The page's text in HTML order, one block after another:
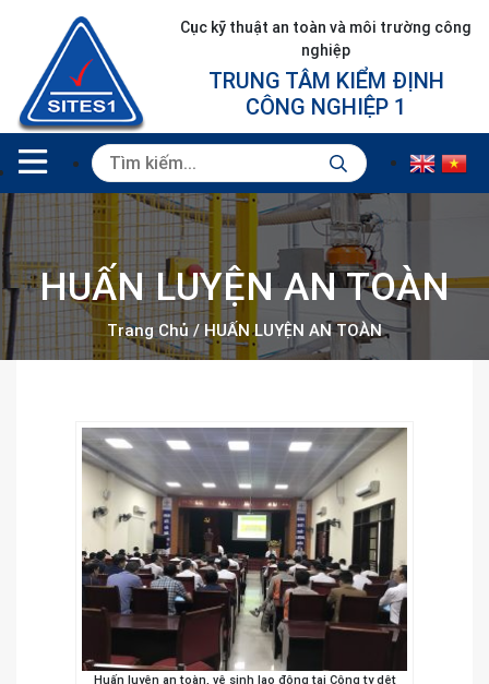
Cục kỹ thuật an toàn và môi trường công
nghiệp
TRUNG TÂM KIỂM ĐỊNH
CÔNG NGHIỆP 1
HUẤN LUYỆN AN TOÀN
Trang Chủ/HUẤN LUYỆN AN TOÀN
Huấn luyện an toàn, vệ sinh lao động tại Công ty dệt